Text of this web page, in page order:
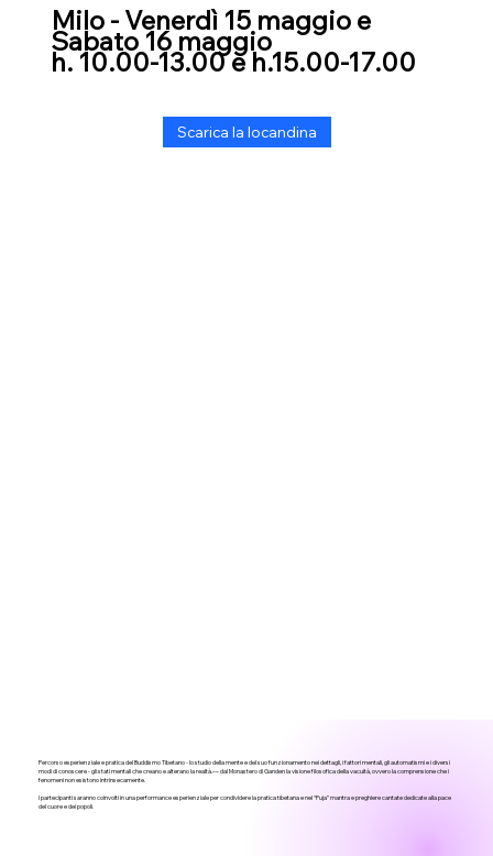
Milo - Venerdì 15 maggio e
Sabato 16 maggio
h. 10.00-13.00 e h.15.00-17.00
Scarica la locandina
Percorso esperienziale e pratica del Buddismo Tibetano - lo studio della mente e del suo funzionamento nei dettagli, i fattori mentali, gli automatismi e i diversi
modi di conoscere - gli stati mentali che creano e alterano la realtà.–– dal Monastero di Ganden la visione filosofica della vacuità, ovvero la comprensione che i
fenomeni non esistono intrinsecamente.
I partecipanti saranno coinvolti in una performance esperienziale per condividere la pratica tibetana e nel “Puja” mantra e preghiere cantate dedicate alla pace
del cuore e dei popoli.